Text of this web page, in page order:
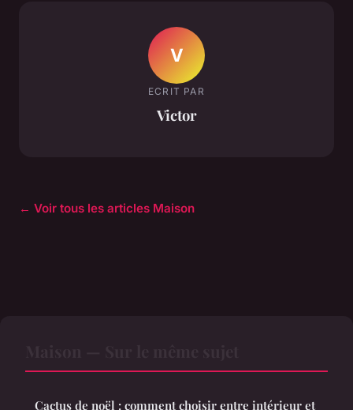
V
ECRIT PAR
Victor
← Voir tous les articles Maison
Cactus de noël : comment choisir entre intérieur et